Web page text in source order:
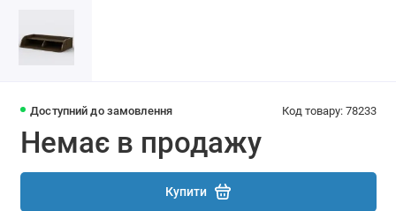
Доступний до замовлення Код товару: 78233
Немає в продажу
Купити